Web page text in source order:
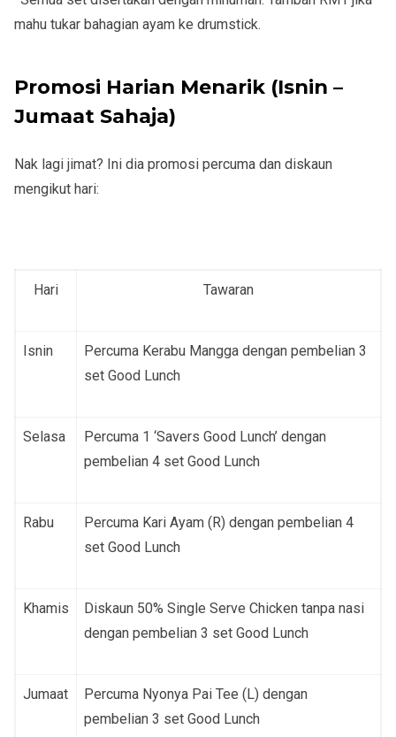
mahu tukar bahagian ayam ke drumstick.
Promosi Harian Menarik (Isnin –
Jumaat Sahaja)
Nak lagi jimat? Ini dia promosi percuma dan diskaun
mengikut hari:
Hari Tawaran
Isnin Percuma Kerabu Mangga dengan pembelian 3
set Good Lunch
Selasa Percuma 1 ‘Savers Good Lunch’ dengan
pembelian 4 set Good Lunch
Rabu Percuma Kari Ayam (R) dengan pembelian 4
set Good Lunch
Khamis Diskaun 50% Single Serve Chicken tanpa nasi
dengan pembelian 3 set Good Lunch
Jumaat Percuma Nyonya Pai Tee (L) dengan
pembelian 3 set Good Lunch